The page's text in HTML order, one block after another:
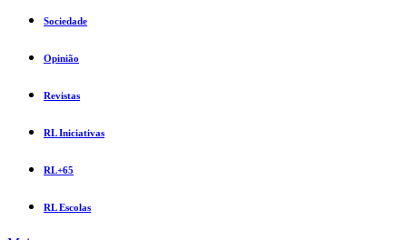
Sociedade
Opinião
Revistas
RL Iniciativas
RL+65
RL Escolas